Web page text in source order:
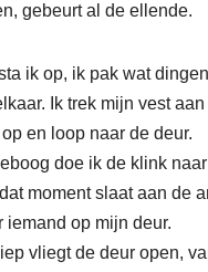
gebeurt al de ellende.
ik op, ik pak wat
Ik trek mijn vest
en loop naar de deur.
doe ik de klink
moment slaat aan de
iemand op mijn deur.
vliegt de deur open,